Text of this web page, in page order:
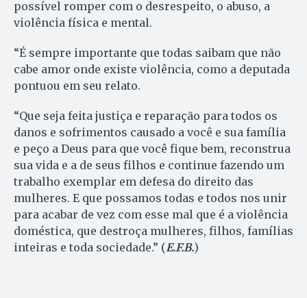
possível romper com o desrespeito, o abuso, a
violência física e mental.
“É sempre importante que todas saibam que não
cabe amor onde existe violência, como a deputada
pontuou em seu relato.
“Que seja feita justiça e reparação para todos os
danos e sofrimentos causado a você e sua família
e peço a Deus para que você fique bem, reconstrua
sua vida e a de seus filhos e continue fazendo um
trabalho exemplar em defesa do direito das
mulheres. E que possamos todas e todos nos unir
para acabar de vez com esse mal que é a violência
doméstica, que destroça mulheres, filhos, famílias
inteiras e toda sociedade.” (E.F.B.)